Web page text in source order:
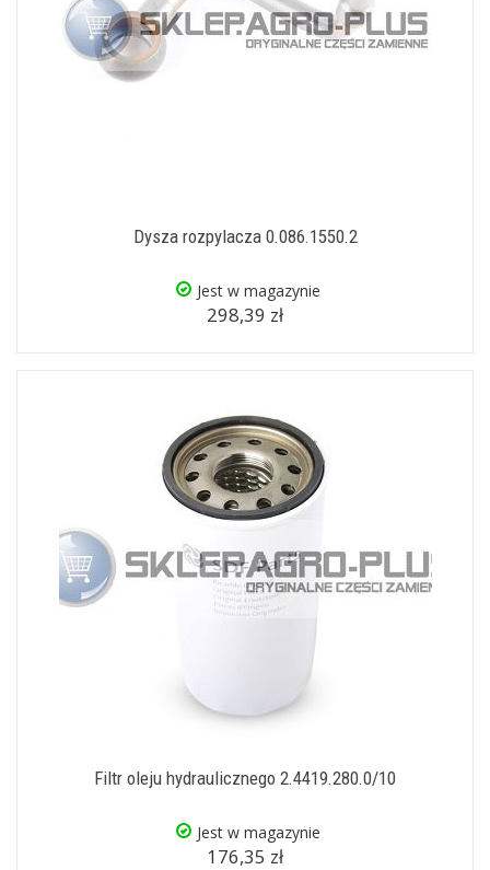
Dysza rozpylacza 0.086.1550.2
Jest w magazynie
298,39 zł
Filtr oleju hydraulicznego 2.4419.280.0/10
Jest w magazynie
176,35 zł